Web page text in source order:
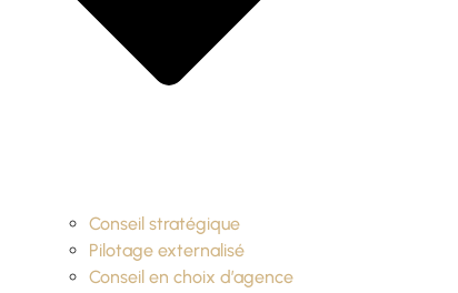
Conseil stratégique
Pilotage externalisé
Conseil en choix d’agence